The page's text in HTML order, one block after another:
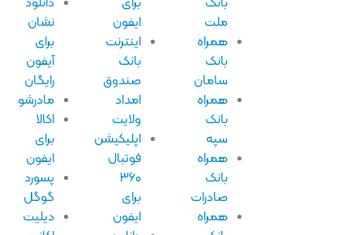
همراه
سامان
همراه
همراه
صادرات
همراه
ایفون
اینترنت
صندوق
امداد
ولایت
اپلیکیشن
فوتبال
ایفون
نشان
آیفون
رایگان
مادرشو
اکالا
ایفون
پسورد
گوگل
دیلیت